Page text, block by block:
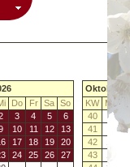
Do Fr Sa
So
3 4 5
6
10 11 12
13
17 18 19
20
24 25 26
27
Oktober
KW
Mo
40
41
6
42
43